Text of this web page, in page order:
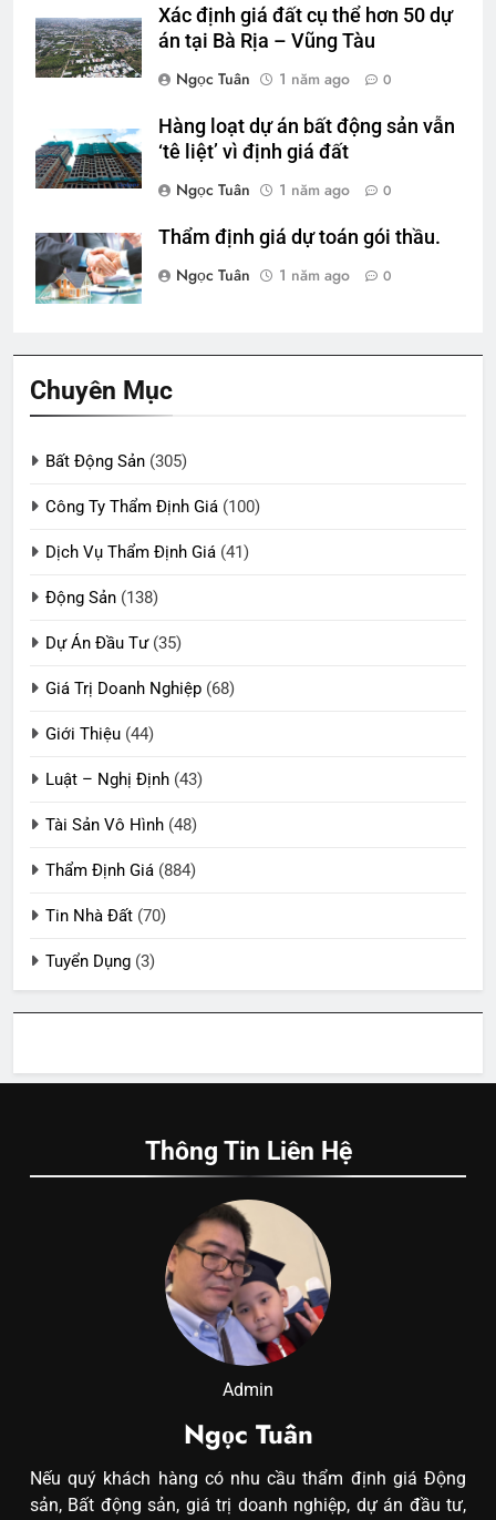
Xác định giá đất cụ thể hơn 50 dự
án tại Bà Rịa – Vũng Tàu
Ngọc Tuân
1 năm ago 0
Hàng loạt dự án bất động sản vẫn
‘tê liệt’ vì định giá đất
Ngọc Tuân
1 năm ago 0
Thẩm định giá dự toán gói thầu.
Ngọc Tuân
1 năm ago 0
Chuyên Mục
Bất Động Sản (305)
Công Ty Thẩm Định Giá (100)
Dịch Vụ Thẩm Định Giá (41)
Động Sản (138)
Dự Án Đầu Tư(35)
Giá Trị Doanh Nghiệp (68)
Giới Thiệu (44)
Luật – Nghị Định (43)
Tài Sản Vô Hình (48)
Thẩm Định Giá (884)
Tin Nhà Đất (70)
Tuyển Dụng (3)
Thông Tin Liên Hệ
Admin
Ngọc Tuân
Nếu quý khách hàng có nhu cầu thẩm định giá Động
sản, Bất động sản, giá trị doanh nghiệp, dự án đầu tư,